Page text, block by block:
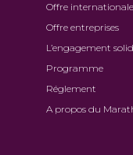
Offre
Offre entreprises
L’engagement
Programme
Réglement
A propos du